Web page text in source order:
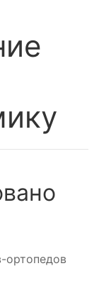
ортопедов